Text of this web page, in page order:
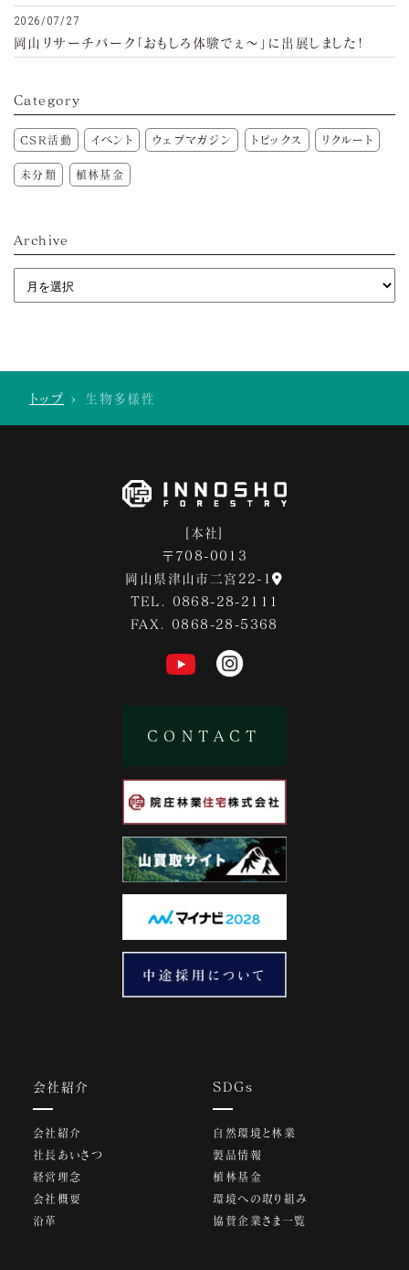
2026/07/27
岡山リサーチパーク「おもしろ体験でぇ～」に出展しました!
Category
CSR活動 イベント ウェブマガジン トピックス リクルート
未分類 植林基金
Archive
トップ > 生物多様性
[本社]
〒708-0013
岡山県津山市二宮22-1
TEL. 0868-28-2111
FAX. 0868-28-5368
CONTACT
会社紹介
会社紹介
社長あいさつ
経営理念
会社概要
沿革
SDGs
自然環境と林業
製品情報
植林基金
環境への取り組み
協賛企業さま一覧